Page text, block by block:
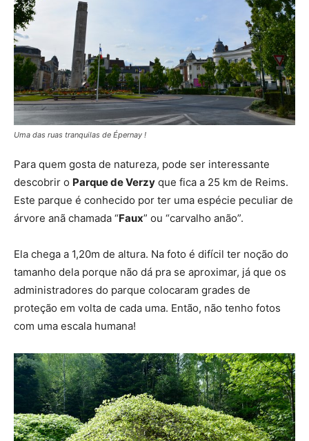
Uma das ruas tranquilas de Épernay !
Para quem gosta de natureza, pode ser interessante
descobrir o Parque de Verzy que fica a 25 km de Reims.
Este parque é conhecido por ter uma espécie peculiar de
árvore anã chamada “Faux” ou “carvalho anão”.
Ela chega a 1,20m de altura. Na foto é difícil ter noção do
tamanho dela porque não dá pra se aproximar, já que os
administradores do parque colocaram grades de
proteção em volta de cada uma. Então, não tenho fotos
com uma escala humana!